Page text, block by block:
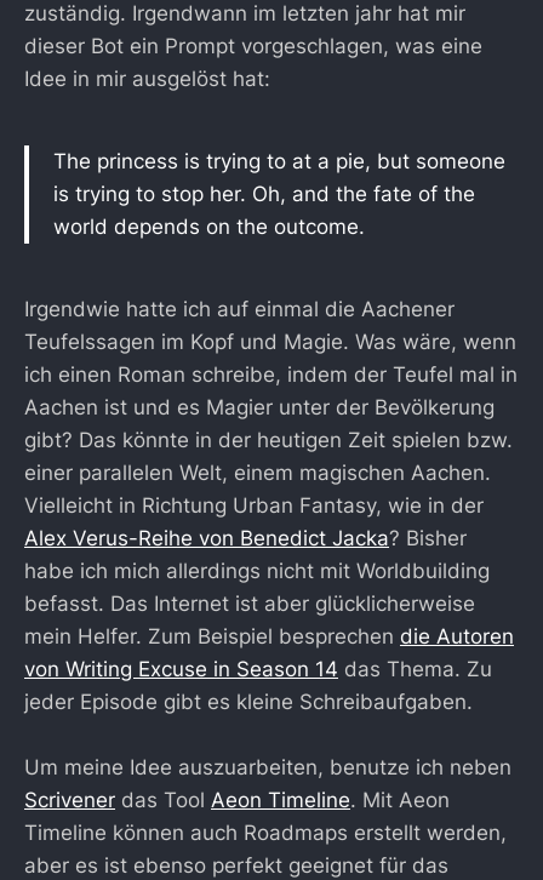
zuständig. Irgendwann im letzten jahr hat mir
dieser Bot ein Prompt vorgeschlagen, was eine
Idee in mir ausgelöst hat:
The princess is trying to at a pie, but someone
is trying to stop her. Oh, and the fate of the
world depends on the outcome.
Irgendwie hatte ich auf einmal die Aachener
Teufelssagen im Kopf und Magie. Was wäre, wenn
ich einen Roman schreibe, indem der Teufel mal in
Aachen ist und es Magier unter der Bevölkerung
gibt? Das könnte in der heutigen Zeit spielen bzw.
einer parallelen Welt, einem magischen Aachen.
Vielleicht in Richtung Urban Fantasy, wie in der
Alex Verus-Reihe von Benedict Jacka? Bisher
habe ich mich allerdings nicht mit Worldbuilding
befasst. Das Internet ist aber glücklicherweise
mein Helfer. Zum Beispiel besprechen die Autoren
von Writing Excuse in Season 14 das Thema. Zu
jeder Episode gibt es kleine Schreibaufgaben.
Um meine Idee auszuarbeiten, benutze ich neben
Scrivener das Tool Aeon Timeline. Mit Aeon
Timeline können auch Roadmaps erstellt werden,
aber es ist ebenso perfekt geeignet für das